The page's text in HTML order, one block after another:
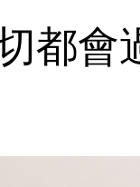
都會